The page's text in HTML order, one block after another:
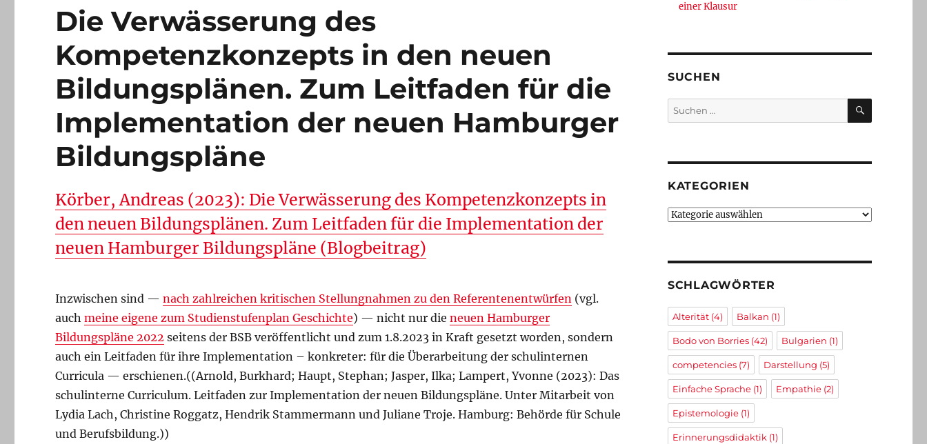
Die Verwässerung des
Kompetenzkonzepts in den neuen
Bildungsplänen. Zum Leitfaden für die
Implementation der neuen Hamburger
Bildungspläne
Körber, Andreas (2023): Die Verwässerung des Kompetenzkonzepts in
den neuen Bildungsplänen. Zum Leitfaden für die Implementation der
neuen Hamburger Bildungspläne (Blogbeitrag)
Inzwischen sind —nach zahlreichen kritischen Stellungnahmen zu den Referentenentwürfen (vgl.
auchmeine eigene zum Studienstufenplan Geschichte) — nicht nur dieneuen Hamburger
Bildungspläne 2022 seitens der BSB veröffentlicht und zum 1.8.2023 in Kraft gesetzt worden, sondern
auch ein Leitfaden für ihre Implementation – konkreter: für die Überarbeitung der schulinternen
Curricula — erschienen.((Arnold, Burkhard; Haupt, Stephan; Jasper, Ilka; Lampert, Yvonne (2023): Das
schulinterne Curriculum. Leitfaden zur Implementation der neuen Bildungspläne. Unter Mitarbeit von
Lydia Lach, Christine Roggatz, Hendrik Stammermann und Juliane Troje. Hamburg: Behörde für Schule
und Berufsbildung.))
einer Klausur
SUCHEN
Suchen
nach:
SUCHEN
KATEGORIEN
Kategorien
SCHLAGWÖRTER
Alterität(4) Balkan (1)
Bodo von Borries(42) Bulgarien (1)
competencies(7) Darstellung (5)
Einfache Sprache(1) Empathie(2)
Epistemologie(1)
Erinnerungsdidaktik (1)